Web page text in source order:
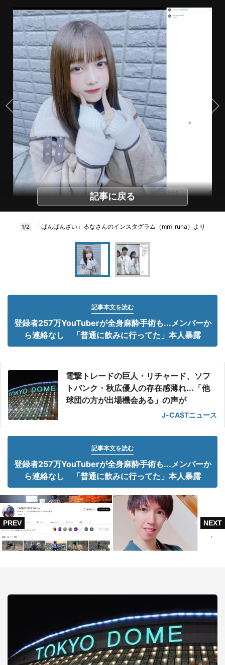
記事に戻る
1/2 「ばんばんざい」るなさんのインスタグラム（mm_runa）より
記事本文を読む
登録者257万YouTuberが全身麻酔手術も...メンバーか
ら連絡なし 「普通に飲みに行ってた」本人暴露
電撃トレードの巨人・リチャード、ソフ
トバンク・秋広優人の存在感薄れ...「他
球団の方が出場機会ある」の声が
J-CASTニュース
記事本文を読む
登録者257万YouTuberが全身麻酔手術も...メンバーか
ら連絡なし 「普通に飲みに行ってた」本人暴露